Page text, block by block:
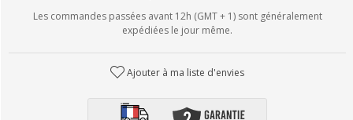
Les commandes passées avant 12h (GMT + 1) sont généralement
expédiées le jour même.
Ajouter à ma liste d'envies